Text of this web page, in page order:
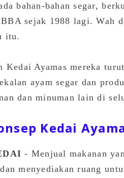
bahan-bahan segar,
sejak 1988 lagi. Wah
itu.
Kedai Ayamas mereka
ayam segar dan
dan minuman lain di
Kedai
- Menjual makanan
menyediakan ruang